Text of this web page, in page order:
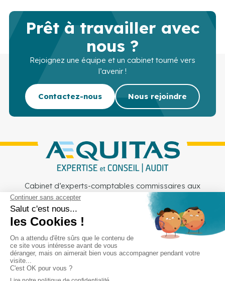
Prêt à travailler avec
nous ?
Rejoignez une équipe et un cabinet tourné vers
l’avenir !
Contactez-nous Nous rejoindre
Cabinet d’experts-comptables commissaires aux
comptes sur Lille, Lens et Douai
Services Secteurs Outils
Cabinet
Recrutement